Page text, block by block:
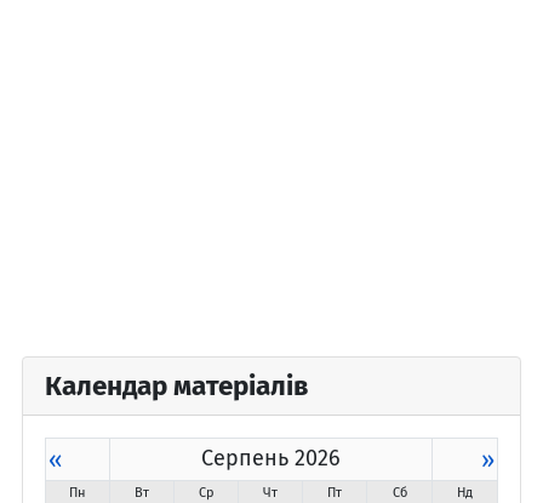
Календар матеріалів
« Серпень 2026 »
Пн Вт Ср Чт Пт Сб Нд